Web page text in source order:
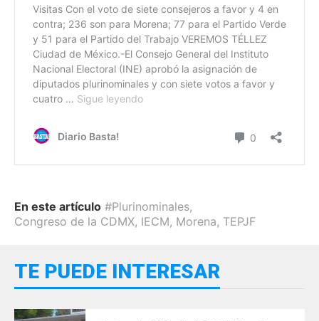
En este artículo #Plurinominales,
Congreso de la CDMX, IECM, Morena, TEPJF
TE PUEDE INTERESAR